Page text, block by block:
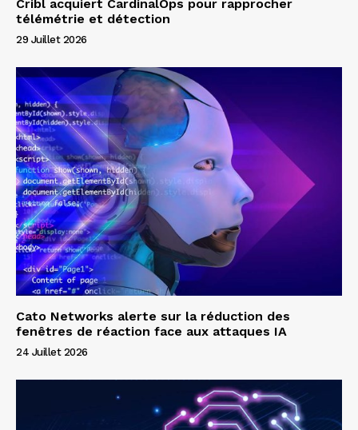
Cribl acquiert CardinalOps pour rapprocher
télémétrie et détection
29 Juillet 2026
Cato Networks alerte sur la réduction des
fenêtres de réaction face aux attaques IA
24 Juillet 2026